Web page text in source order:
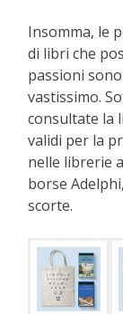
Insomma, le
di libri che
passioni
vastissimo.
consultate la
validi per la
nelle librerie
borse
scorte.